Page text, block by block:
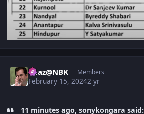
Raaz@NBK Members
February 15, 20242 yr
11 minutes ago, sonykongara said: